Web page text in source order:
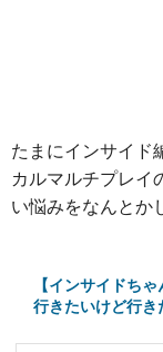
たまにインサイド
カルマルチプレイ
い悩みをなんとか
【インサイドち
行きたいけど行き